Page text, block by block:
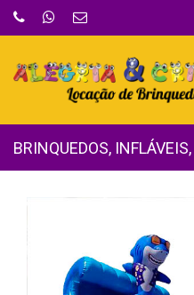
BRINQUEDOS, INFLÁVEIS,